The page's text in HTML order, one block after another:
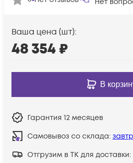
Ваша цена (шт):
48 354₽
В
Гарантия 12 месяцев
Самовывоз со склада:
Отгрузим в ТК для доставки: